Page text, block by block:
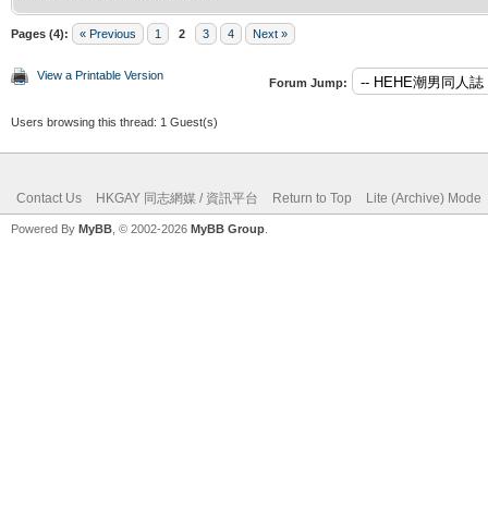
Pages (4): « Previous 1 2 3 4 Next »
View a Printable Version
Forum Jump:
Users browsing this thread: 1 Guest(s)
Contact Us HKGAY 同志網媒 / 資訊平台 Return to Top Lite (Archive) Mode
Powered By MyBB , © 2002-2026 MyBB Group